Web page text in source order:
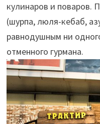
кулинаров и поваров.
(шурпа, люля-кебаб,
равнодушным ни
отменного гурмана.